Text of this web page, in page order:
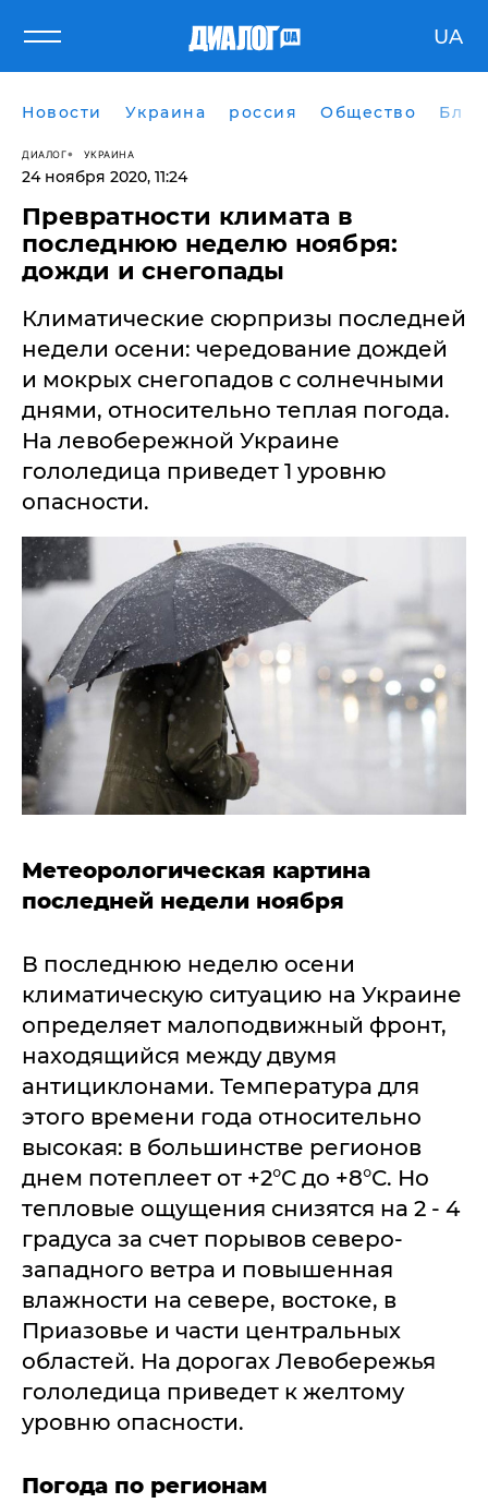
UA
Новости Украина россия Общество
ДИАЛОГ УКРАИНА
24 ноября 2020, 11:24
Превратности климата в
последнюю неделю ноября:
дожди и снегопады
Климатические сюрпризы последней
недели осени: чередование дождей
и мокрых снегопадов с солнечными
днями, относительно теплая погода.
На левобережной Украине
гололедица приведет 1 уровню
опасности.
Метеорологическая картина
последней недели ноября
В последнюю неделю осени
климатическую ситуацию на Украине
определяет малоподвижный фронт,
находящийся между двумя
антициклонами. Температура для
этого времени года относительно
высокая: в большинстве регионов
днем потеплеет от +2°С до +8°С. Но
тепловые ощущения снизятся на 2 - 4
градуса за счет порывов северо-
западного ветра и повышенная
влажности на севере, востоке, в
Приазовье и части центральных
областей. На дорогах Левобережья
гололедица приведет к желтому
уровню опасности.
Погода по регионам